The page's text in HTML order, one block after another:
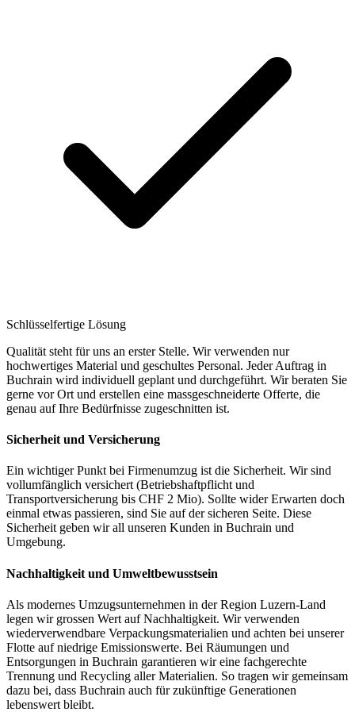
Schlüsselfertige Lösung
Qualität steht für uns an erster Stelle. Wir verwenden nur
hochwertiges Material und geschultes Personal. Jeder Auftrag in
Buchrain wird individuell geplant und durchgeführt. Wir beraten Sie
gerne vor Ort und erstellen eine massgeschneiderte Offerte, die
genau auf Ihre Bedürfnisse zugeschnitten ist.
Sicherheit und Versicherung
Ein wichtiger Punkt bei Firmenumzug ist die Sicherheit. Wir sind
vollumfänglich versichert (Betriebshaftpflicht und
Transportversicherung bis CHF 2 Mio). Sollte wider Erwarten doch
einmal etwas passieren, sind Sie auf der sicheren Seite. Diese
Sicherheit geben wir all unseren Kunden in Buchrain und
Umgebung.
Nachhaltigkeit und Umweltbewusstsein
Als modernes Umzugsunternehmen in der Region Luzern-Land
legen wir grossen Wert auf Nachhaltigkeit. Wir verwenden
wiederverwendbare Verpackungsmaterialien und achten bei unserer
Flotte auf niedrige Emissionswerte. Bei Räumungen und
Entsorgungen in Buchrain garantieren wir eine fachgerechte
Trennung und Recycling aller Materialien. So tragen wir gemeinsam
dazu bei, dass Buchrain auch für zukünftige Generationen
lebenswert bleibt.